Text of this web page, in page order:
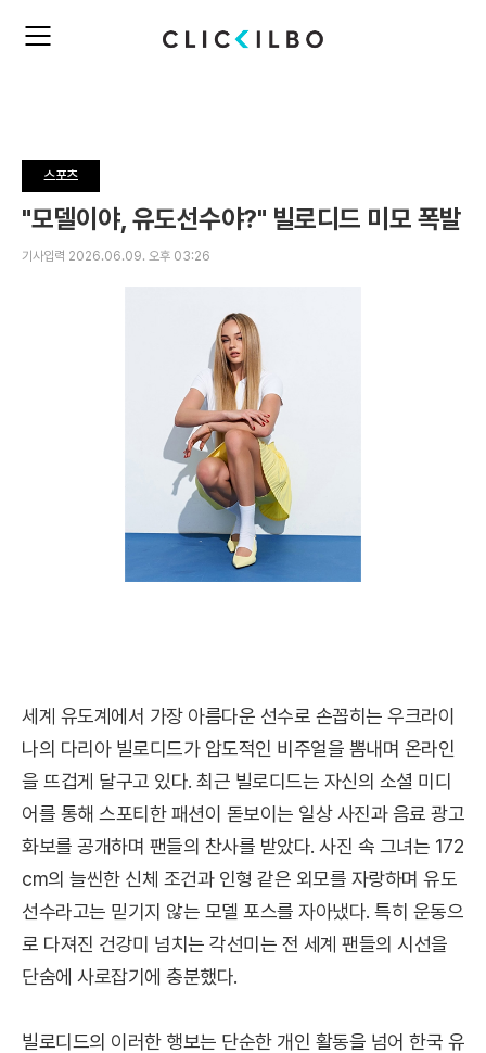
주
뉴
펼
치
기
스포츠
"모델이야, 유도선수야?" 빌로디드 미모 폭발
기사입력 2026.06.09. 오후 03:26
세계 유도계에서 가장 아름다운 선수로 손꼽히는 우크라이
나의 다리아 빌로디드가 압도적인 비주얼을 뽐내며 온라인
을 뜨겁게 달구고 있다. 최근 빌로디드는 자신의 소셜 미디
어를 통해 스포티한 패션이 돋보이는 일상 사진과 음료 광고
화보를 공개하며 팬들의 찬사를 받았다. 사진 속 그녀는 172
cm의 늘씬한 신체 조건과 인형 같은 외모를 자랑하며 유도
선수라고는 믿기지 않는 모델 포스를 자아냈다. 특히 운동으
로 다져진 건강미 넘치는 각선미는 전 세계 팬들의 시선을
단숨에 사로잡기에 충분했다.
빌로디드의 이러한 행보는 단순한 개인 활동을 넘어 한국 유